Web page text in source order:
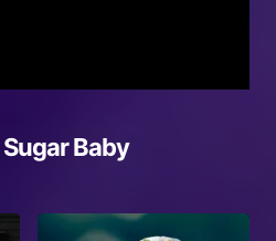
Sugar Baby